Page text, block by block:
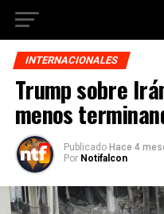
INTERNACIONALES
Trump sobre
menos
Publicado Hace 4
Por Notifalcon